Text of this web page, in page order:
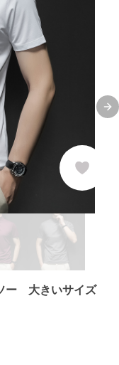
ー 大きいサイズ